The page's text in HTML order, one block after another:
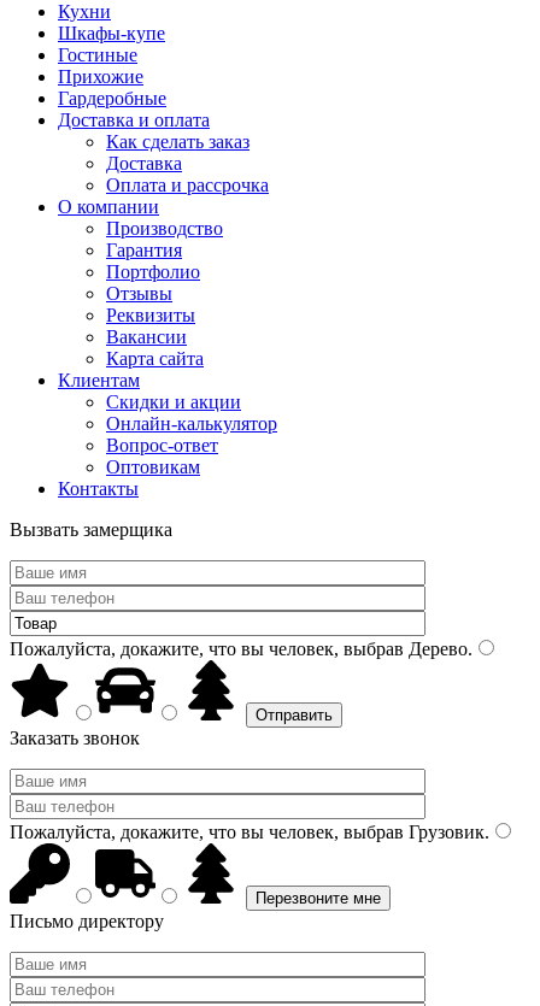
Кухни
Шкафы-купе
Гостиные
Прихожие
Гардеробные
Доставка и оплата
Как сделать заказ
Доставка
Оплата и рассрочка
О компании
Производство
Гарантия
Портфолио
Отзывы
Реквизиты
Вакансии
Карта сайта
Клиентам
Скидки и акции
Онлайн-калькулятор
Вопрос-ответ
Оптовикам
Контакты
Вызвать замерщика
Пожалуйста, докажите, что вы человек, выбрав Дерево.
Заказать звонок
Пожалуйста, докажите, что вы человек, выбрав Грузовик.
Письмо директору